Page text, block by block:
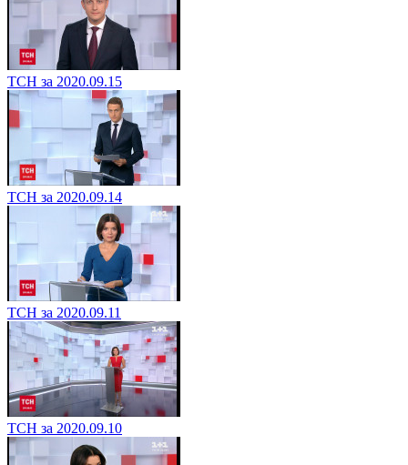
ТСН за 2020.09.15
ТСН за 2020.09.14
ТСН за 2020.09.11
ТСН за 2020.09.10